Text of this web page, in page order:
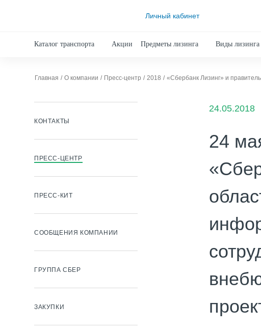
Личный кабинет
Каталог транспорта Акции Предметы лизинга Виды лизинга
Главная О компании Пресс-центр 2018
КОНТАКТЫ
ПРЕСС-ЦЕНТР
ПРЕСС-КИТ
СООБЩЕНИЯ КОМПАНИИ
ГРУППА СБЕР
ЗАКУПКИ
24.05.2018
24